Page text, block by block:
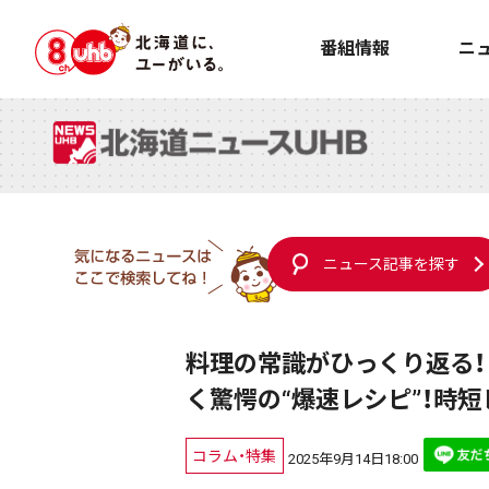
番組情報 ニ
ニュース記事を探す
料理の常識がひっくり返る
く驚愕の“爆速レシピ”！時
コラム・特集 2025年9月14日18:00